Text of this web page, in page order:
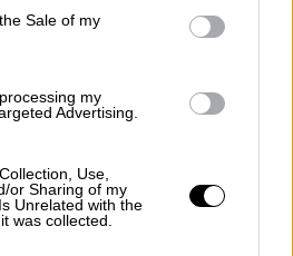
Sale of my
my
Advertising.
Use,
or Sharing of my
Unrelated with the
was collected.
θα ισχύει
είναι το
με φυσική
χωρίς
away, click inside), με